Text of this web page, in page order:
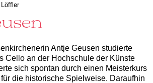
Antje Geusen studierte
Cello an der Hochschule der Künste
sich spontan durch einen Meisterkurs
die historische Spielweise. Daraufhin